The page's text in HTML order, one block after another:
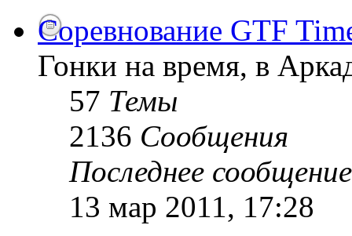
Соревнование GTF
Гонки на время, в
57 Темы
2136 Сообщения
Последнее сообщение
13 мар 2011, 17:28